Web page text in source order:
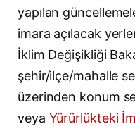
yapılan
imara açılacak
İklim Değişikliği
şehir/ilçe/mahalle
üzerinden konum
veya Yürürlükteki